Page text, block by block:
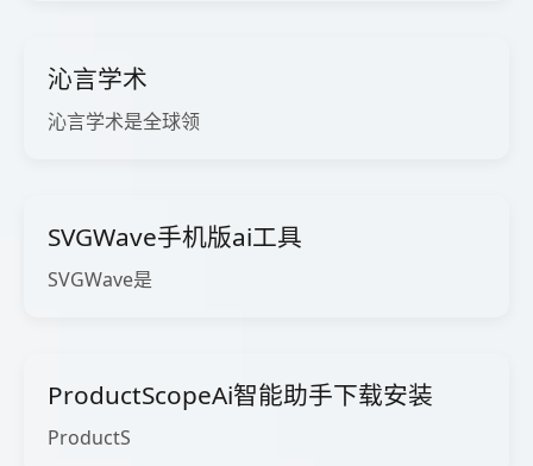
沁言学术
沁言学术是全球领
SVGWave手机版ai工具
SVGWave是
ProductScopeAi智能助手下载安装
ProductS